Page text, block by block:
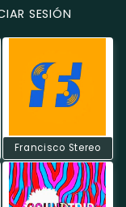
SESIÓN
Francisco Stereo